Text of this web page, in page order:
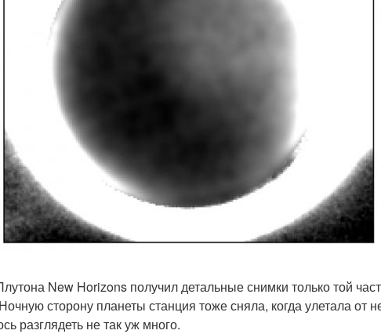
New Horizons получил детальные снимки только той
сторону планеты станция тоже сняла, когда улетала от
разглядеть не так уж много.